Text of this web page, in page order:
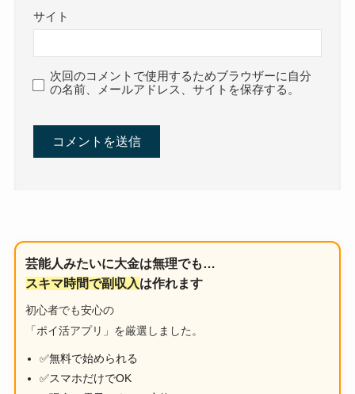
サイト
次回のコメントで使用するためブラウザーに自分
の名前、メールアドレス、サイトを保存する。
芸能人みたいに大金は無理でも…
スキマ時間で副収入は作れます
初心者でも安心の
「ポイ活アプリ」を厳選しました。
✅無料で始められる
✅スマホだけでOK